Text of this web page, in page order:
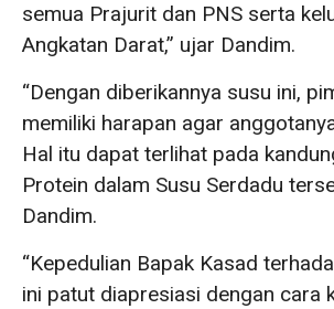
semua Prajurit dan PNS serta
Angkatan Darat,” ujar Dandim.
“Dengan diberikannya susu ini,
memiliki harapan agar
Hal itu dapat terlihat pada
Protein dalam Susu Serdadu
Dandim.
“Kepedulian Bapak Kasad
ini patut diapresiasi dengan cara